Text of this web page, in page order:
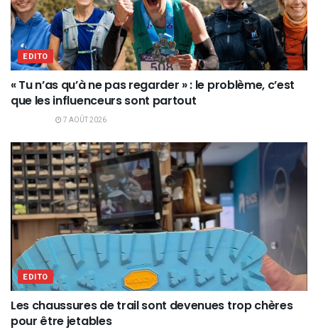
EDITO
« Tu n’as qu’à ne pas regarder » : le problème, c’est
que les influenceurs sont partout
7 AOÛT 2026
EDITO
Les chaussures de trail sont devenues trop chères
pour être jetables